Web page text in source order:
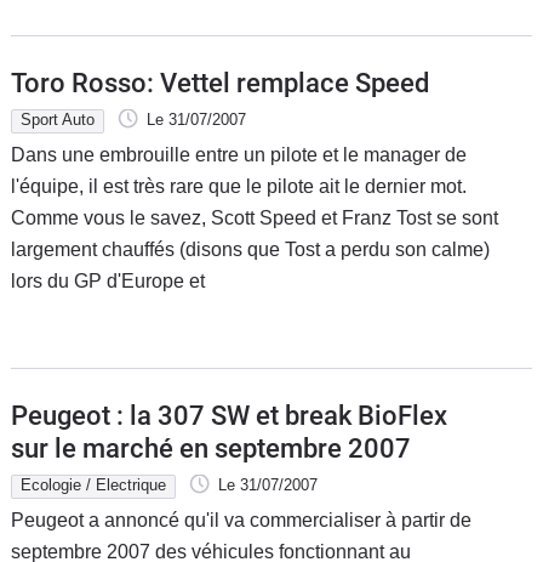
Toro Rosso: Vettel remplace Speed
Sport Auto Le 31/07/2007
Dans une embrouille entre un pilote et le manager de
l'équipe, il est très rare que le pilote ait le dernier mot.
Comme vous le savez, Scott Speed et Franz Tost se sont
largement chauffés (disons que Tost a perdu son calme)
lors du GP d'Europe et
Peugeot : la 307 SW et break BioFlex
sur le marché en septembre 2007
Ecologie / Electrique Le 31/07/2007
Peugeot a annoncé qu'il va commercialiser à partir de
septembre 2007 des véhicules fonctionnant au